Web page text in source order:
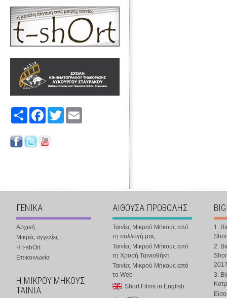
Share FacebookTwitter
ΓΕΝΙΚΑ
Αρχική
Μικρές αγγελίες
Η t-shOrt
Επικοινωνία
Η ΜΙΚΡΟΥ ΜΗΚΟΥΣ
ΤΑΙΝΙΑ
ΑΙΘΟΥΣΑ ΠΡΟΒΟΛΗΣ
Ταινίες Μικρού Μήκους από
τη συλλογή μας
Ταινίες Μικρού Μήκους από
τη Χρυσή Ταινιοθήκη
Ταινίες Μικρού Μήκους από
το Web
Short Films in English
1.
2.
3.